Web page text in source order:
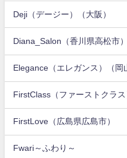
Deji（デージー）（大阪）
Diana_Salon（香川県高松市）
Elegance（エレガンス）（岡
FirstClass（ファーストクラス
FirstLove（広島県広島市）
Fwari～ふわり～